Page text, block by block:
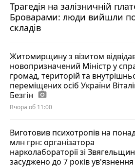
Трагедія на залізничній
Броварами: люди вийшли по
складів
Житомирщину з візитом
новопризначений Міністр у
громад, територій та
переміщених осіб України
Безгін photo_camera
Вчора об 11:00
Виготовив психотропів на
млн грн: організатора
нарколабораторії зі
засуджено до 7 років ув'язнення